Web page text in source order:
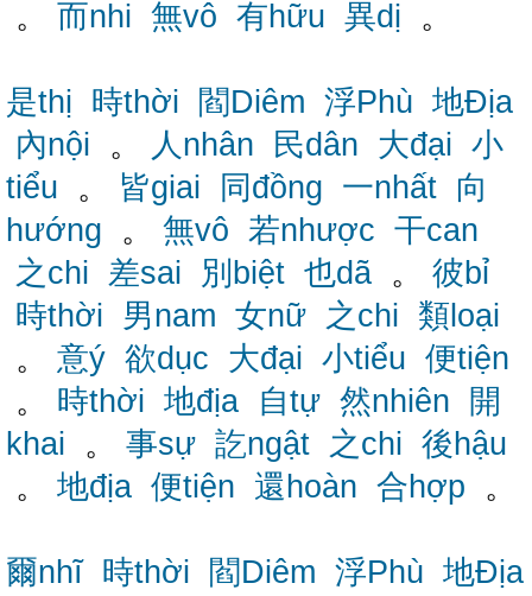
。 而nhi 無vô 有hữu 異dị 。
是thị 時thời 閻Diêm 浮Phù 地Địa
內nội 。 人nhân 民dân 大đại 小
tiểu 。 皆giai 同đồng 一nhất 向
hướng 。 無vô 若nhược 干can
之chi 差sai 別biệt 也dã 。 彼bỉ
時thời
男nam 女nữ 之chi 類loại
。 意ý 欲dục 大đại 小tiểu 便tiện
。 時thời 地địa 自tự 然nhiên
開
khai 。 事sự 訖ngật 之chi 後hậu
。 地địa 便tiện 還hoàn 合hợp 。
爾nhĩ 時thời 閻Diêm 浮Phù 地Địa